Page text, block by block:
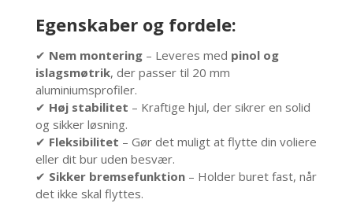
Egenskaber og fordele:
✔ Nem montering– Leveres med pinol og
islagsmøtrik, der passer til 20 mm
aluminiumsprofiler.
✔ Høj stabilitet – Kraftige hjul, der sikrer en solid
og sikker løsning.
✔ Fleksibilitet – Gør det muligt at flytte din voliere
eller dit bur uden besvær.
✔ Sikker bremsefunktion– Holder buret fast, når
det ikke skal flyttes.